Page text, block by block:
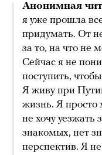
Анонимная
я уже прошла
придумать. От
за то, на что не
Сейчас я не
поступить,
Я живу при
жизнь. Я
не хочу уезжать
знакомых, нет
перспектив. Я